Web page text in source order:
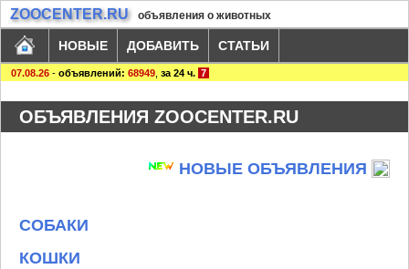
ZOOCENTER.RU объявления о животных
НОВЫЕ ДОБАВИТЬ СТАТЬИ
07.08.26 - объявлений: 68949 за 24 ч. 7
ОБЪЯВЛЕНИЯ ZOOCENTER.RU
НОВЫЕ ОБЪЯВЛЕНИЯ
СОБАКИ
КОШКИ